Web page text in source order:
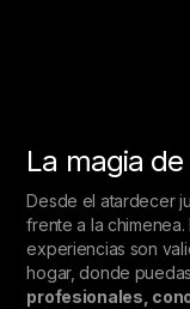
La magia
Desde el atardecer
frente a la chimenea.
experiencias son
hogar, donde
profesionales,